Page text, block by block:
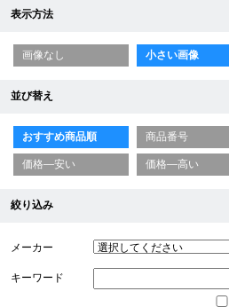
表示方法
画像なし 小さい画像
並び替え
おすすめ商品順 商品番号
価格—安い 価格—高い
絞り込み
メーカー
キーワード